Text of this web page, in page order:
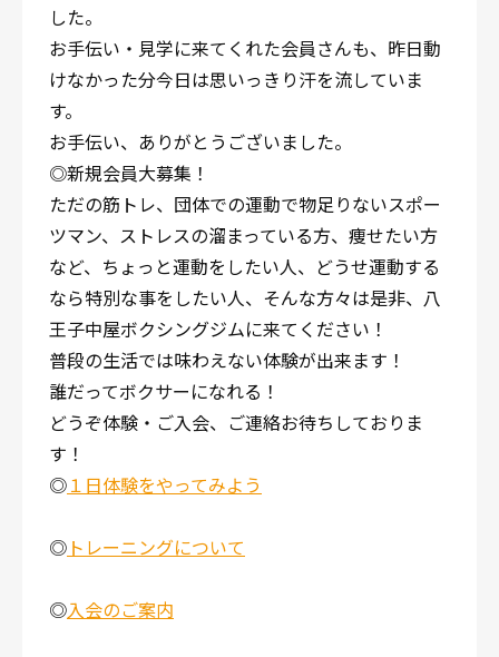
した。
お手伝い・見学に来てくれた会員さんも、昨日動
けなかった分今日は思いっきり汗を流していま
す。
お手伝い、ありがとうございました。
◎新規会員大募集！
ただの筋トレ、団体での運動で物足りないスポー
ツマン、ストレスの溜まっている方、痩せたい方
など、ちょっと運動をしたい人、どうせ運動する
なら特別な事をしたい人、そんな方々は是非、八
王子中屋ボクシングジムに来てください！
普段の生活では味わえない体験が出来ます！
誰だってボクサーになれる！
どうぞ体験・ご入会、ご連絡お待ちしておりま
す！
◎１日体験をやってみよう
◎ トレーニングについて
◎入会のご案内